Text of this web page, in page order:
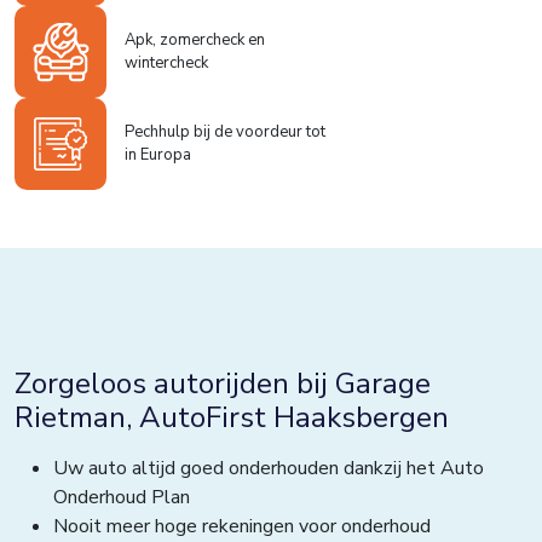
Apk, zomercheck en
wintercheck
Pechhulp bij de voordeur tot
in Europa
Zorgeloos autorijden bij Garage
Rietman, AutoFirst Haaksbergen
Uw auto altijd goed onderhouden dankzij het Auto
Onderhoud Plan
Nooit meer hoge rekeningen voor onderhoud